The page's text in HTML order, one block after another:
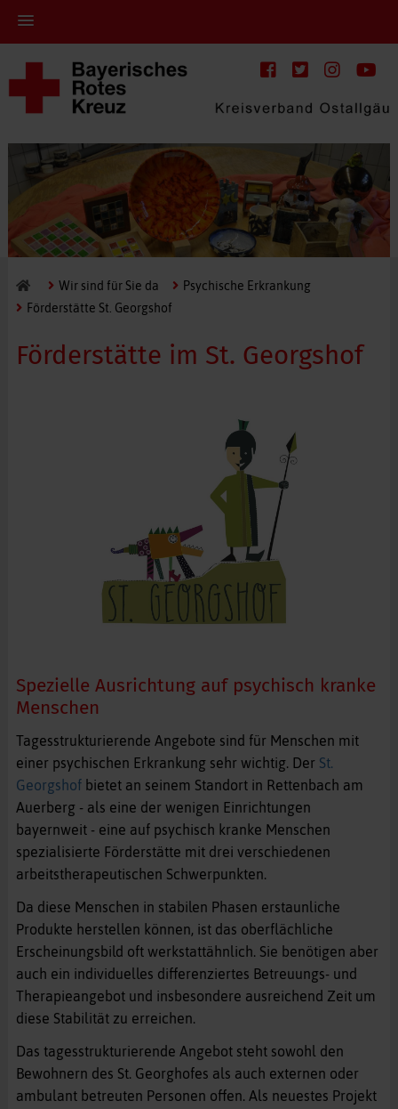
Wir sind für Sie da
Psychische Erkrankung
Förderstätte St. Georgshof
Förderstätte im St. Georgshof
Spezielle Ausrichtung auf psychisch kranke
Menschen
Tagesstrukturierende Angebote sind für Menschen mit
einer psychischen Erkrankung sehr wichtig. Der St.
Georgshofbietet an seinem Standort in Rettenbach am
Auerberg - als eine der wenigen Einrichtungen
bayernweit - eine auf psychisch kranke Menschen
spezialisierte Förderstätte mit drei verschiedenen
arbeitstherapeutischen Schwerpunkten.
Da diese Menschen in stabilen Phasen erstaunliche
Produkte herstellen können, ist das oberflächliche
Erscheinungsbild oft werkstattähnlich. Sie benötigen aber
auch ein individuelles differenziertes Betreuungs- und
Therapieangebot und insbesondere ausreichend Zeit um
diese Stabilität zu erreichen.
Das tagesstrukturierende Angebot steht sowohl den
Bewohnern des St. Georghofes als auch externen oder
ambulant betreuten Personen offen. Als neuestes Projekt